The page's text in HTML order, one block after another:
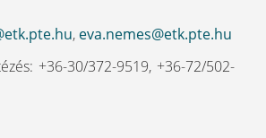
, eva.nemes@etk.pte.hu
+36-30/372-9519, +36-72/502-